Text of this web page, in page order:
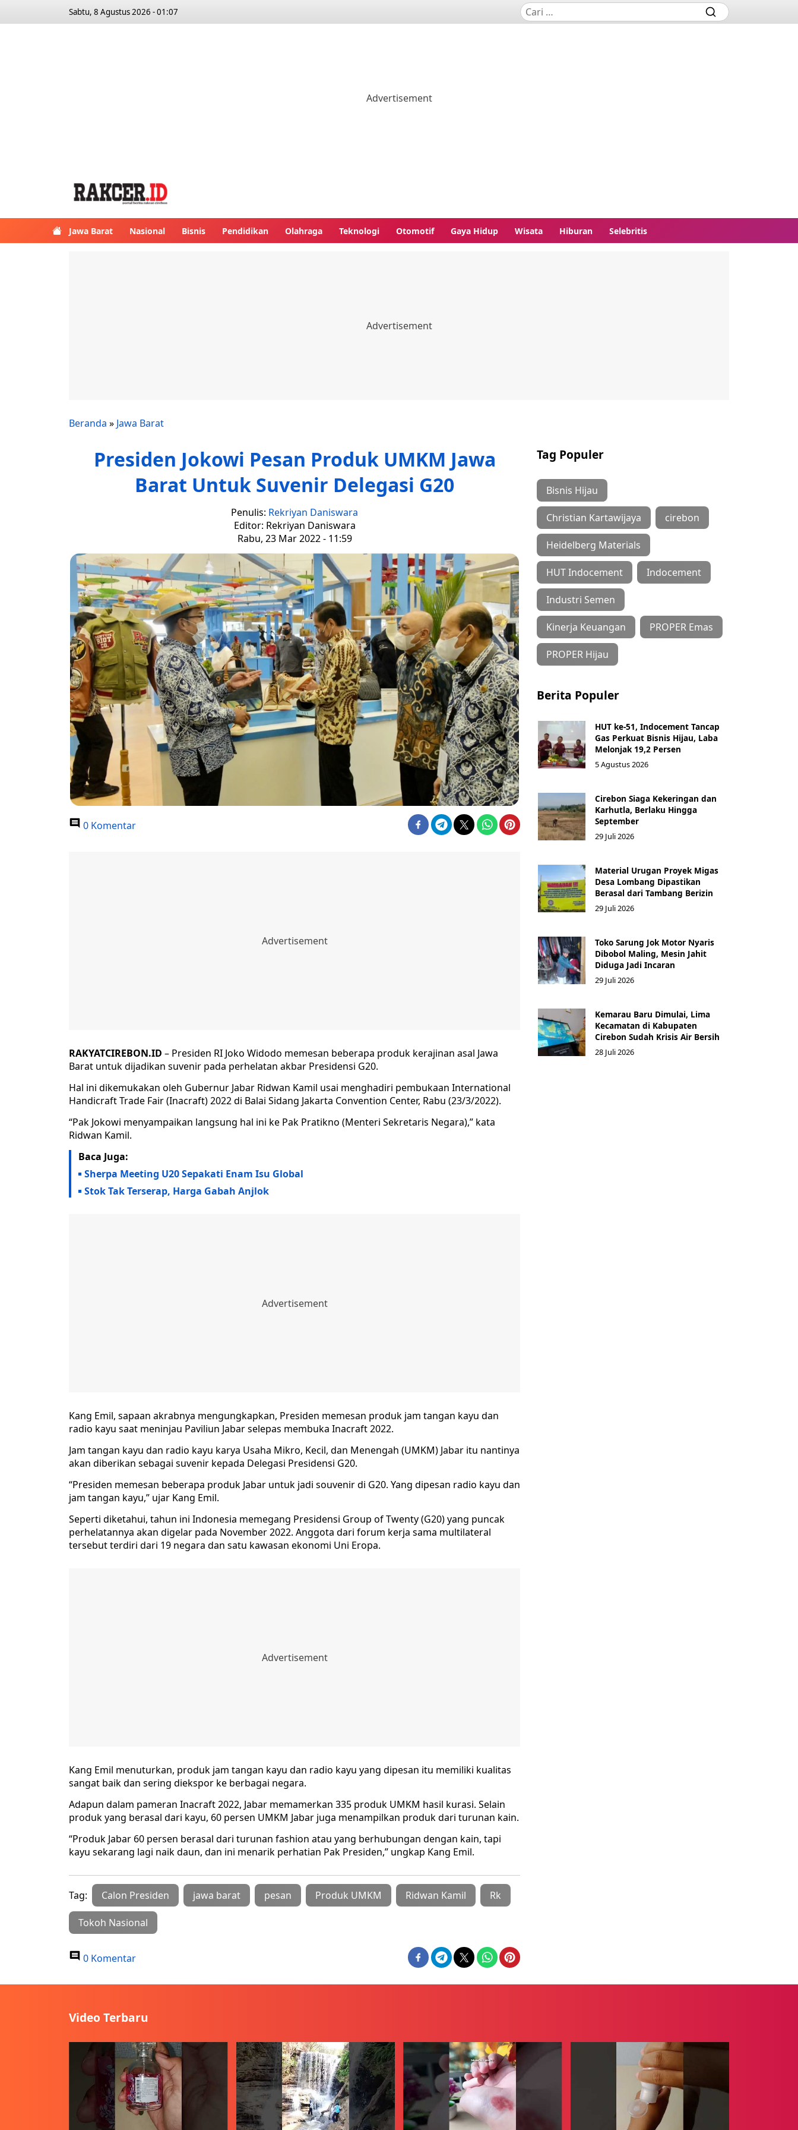
Sabtu, 8 Agustus 2026 - 01:07
Jawa Barat Nasional Bisnis Pendidikan Olahraga Teknologi Otomotif Gaya Hidup Wisata Hiburan Selebritis
Beranda » Jawa Barat
Presiden Jokowi Pesan Produk UMKM Jawa
Barat Untuk Suvenir Delegasi G20
Penulis: Rekriyan Daniswara
Editor: Rekriyan Daniswara
Rabu, 23 Mar 2022 - 11:59
0 Komentar
RAKYATCIREBON.ID – Presiden RI Joko Widodo memesan beberapa produk kerajinan asal Jawa
Barat untuk dijadikan suvenir pada perhelatan akbar Presidensi G20.
Hal ini dikemukakan oleh Gubernur Jabar Ridwan Kamil usai menghadiri pembukaan International
Handicraft Trade Fair (Inacraft) 2022 di Balai Sidang Jakarta Convention Center, Rabu (23/3/2022).
“Pak Jokowi menyampaikan langsung hal ini ke Pak Pratikno (Menteri Sekretaris Negara),” kata
Ridwan Kamil.
Baca Juga:
Sherpa Meeting U20 Sepakati Enam Isu Global
Stok Tak Terserap, Harga Gabah Anjlok
Kang Emil, sapaan akrabnya mengungkapkan, Presiden memesan produk jam tangan kayu dan
radio kayu saat meninjau Paviliun Jabar selepas membuka Inacraft 2022.
Jam tangan kayu dan radio kayu karya Usaha Mikro, Kecil, dan Menengah (UMKM) Jabar itu nantinya
akan diberikan sebagai suvenir kepada Delegasi Presidensi G20.
“Presiden memesan beberapa produk Jabar untuk jadi souvenir di G20. Yang dipesan radio kayu dan
jam tangan kayu,” ujar Kang Emil.
Seperti diketahui, tahun ini Indonesia memegang Presidensi Group of Twenty (G20) yang puncak
perhelatannya akan digelar pada November 2022. Anggota dari forum kerja sama multilateral
tersebut terdiri dari 19 negara dan satu kawasan ekonomi Uni Eropa.
Kang Emil menuturkan, produk jam tangan kayu dan radio kayu yang dipesan itu memiliki kualitas
sangat baik dan sering diekspor ke berbagai negara.
Adapun dalam pameran Inacraft 2022, Jabar memamerkan 335 produk UMKM hasil kurasi. Selain
produk yang berasal dari kayu, 60 persen UMKM Jabar juga menampilkan produk dari turunan kain.
“Produk Jabar 60 persen berasal dari turunan fashion atau yang berhubungan dengan kain, tapi
kayu sekarang lagi naik daun, dan ini menarik perhatian Pak Presiden,” ungkap Kang Emil.
Tag: Calon Presiden jawa barat pesan Produk UMKM Ridwan Kamil Rk
Tokoh Nasional
0 Komentar
Tag Populer
Bisnis Hijau
Christian Kartawijaya cirebon
Heidelberg Materials
HUT Indocement Indocement
Industri Semen
Kinerja Keuangan PROPER Emas
PROPER Hijau
Berita Populer
HUT ke-51, Indocement Tancap
Gas Perkuat Bisnis Hijau, Laba
Melonjak 19,2 Persen
5 Agustus 2026
Cirebon Siaga Kekeringan dan
Karhutla, Berlaku Hingga
September
29 Juli 2026
Material Urugan Proyek Migas
Desa Lombang Dipastikan
Berasal dari Tambang Berizin
29 Juli 2026
Toko Sarung Jok Motor Nyaris
Dibobol Maling, Mesin Jahit
Diduga Jadi Incaran
29 Juli 2026
Kemarau Baru Dimulai, Lima
Kecamatan di Kabupaten
Cirebon Sudah Krisis Air Bersih
28 Juli 2026
Video Terbaru